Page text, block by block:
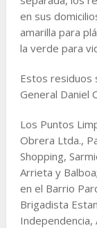
en sus
amarilla para
la verde para
Estos residuos
General Daniel
Los Puntos
Obrera Ltda.,
Shopping,
Arrieta y
en el Barrio
Brigadista
Independencia,